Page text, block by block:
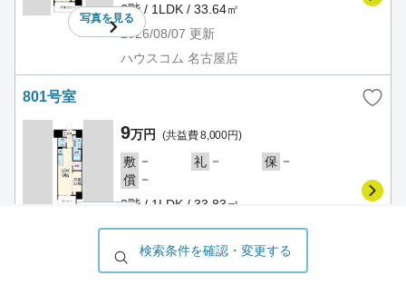
写真を見る
6階 / 1LDK / 33.64㎡
2026/08/07 更新
ハウスコム 名古屋店
801号室
9万円 (共益費 8,000円)
敷 － 礼 － 保 －
償 －
8階 / 1LDK / 33.83㎡
2026/08/04 更新
ハウスコム 名古屋店
検索条件を確認・変更する